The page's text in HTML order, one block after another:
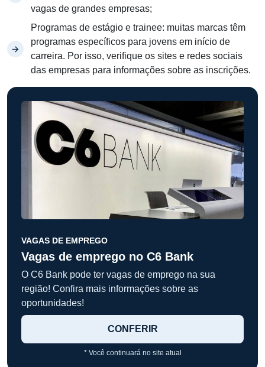
vagas de grandes empresas;
Programas de estágio e trainee: muitas marcas têm
programas específicos para jovens em início de
carreira. Por isso, verifique os sites e redes sociais
das empresas para informações sobre as inscrições.
VAGAS DE EMPREGO
Vagas de emprego no C6 Bank
O C6 Bank pode ter vagas de emprego na sua
região! Confira mais informações sobre as
oportunidades!
CONFERIR
* Você continuará no site atual